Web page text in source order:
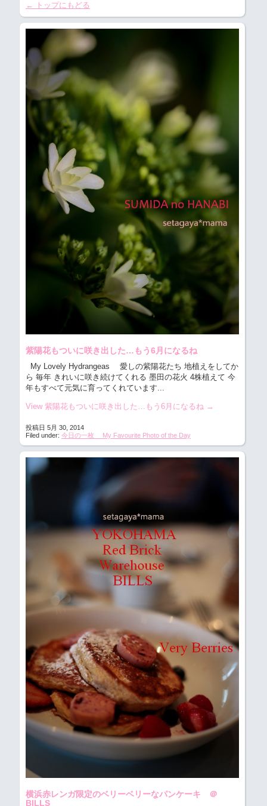
← トップにもどる
紫陽花もついに咲き出した…もう6月になるね
My Lovely Hydrangeas 愛しの紫陽花たち 地植えをしてか
ら 毎年 きれいに咲き続けてくれる 墨田の花火 4株植えて 今
年もすべて元気に育ってくれています...
View 紫陽花もついに咲き出した…もう6月になるね →
投稿日 5月 30, 2014
Filed under: 今日の一枚 My Favourite Photo of the Day
横浜赤レンガ限定のベリーベリーなパンケーキ ＠
BILLS